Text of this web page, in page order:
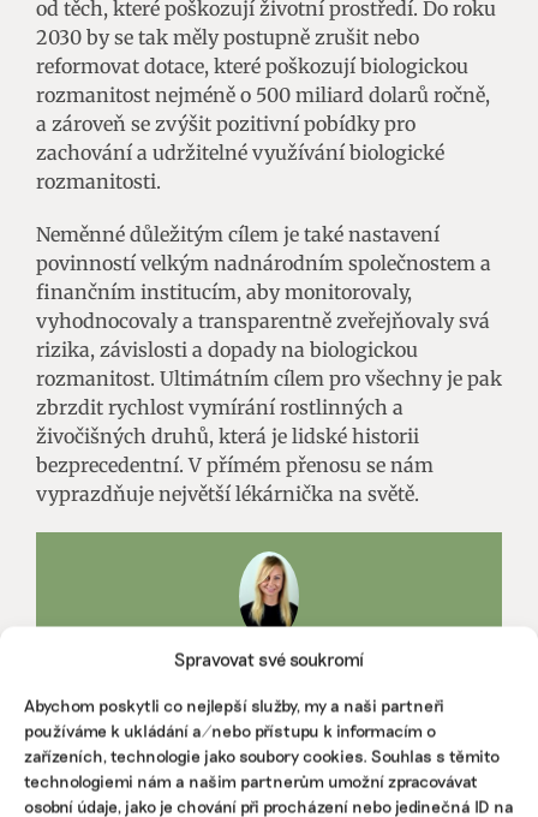
Spravovat své soukromí
Abychom poskytli co nejlepší služby, my a naši partneři
používáme k ukládání a/nebo přístupu k informacím o
zařízeních, technologie jako soubory cookies. Souhlas s těmito
technologiemi nám a našim partnerům umožní zpracovávat
osobní údaje, jako je chování při procházení nebo jedinečná ID na
od těch, které poškozují životní prostředí. Do roku
2030 by se tak měly postupně zrušit nebo
reformovat dotace, které poškozují biologickou
rozmanitost nejméně o 500 miliard dolarů ročně,
a zároveň se zvýšit pozitivní pobídky pro
zachování a udržitelné využívání biologické
rozmanitosti.
Neměnné důležitým cílem je také nastavení
povinností velkým nadnárodním společnostem a
finančním institucím, aby monitorovaly,
vyhodnocovaly a transparentně zveřejňovaly svá
rizika, závislosti a dopady na biologickou
rozmanitost. Ultimátním cílem pro všechny je pak
zbrzdit rychlost vymírání rostlinných a
živočišných druhů, která je lidské historii
bezprecedentní. V přímém přenosu se nám
vyprazdňuje největší lékárnička na světě.
Nikola je expertkou na klimatické politiky. V rámci
doktorského studia se věnuje zapojení nestátních aktérů do
globální správy klimatu a klimatickému aktivismu. Zároveň
pracuje jako koordinátorka Nadace Anny Lindh a jako
analytička pro studio Kontra.